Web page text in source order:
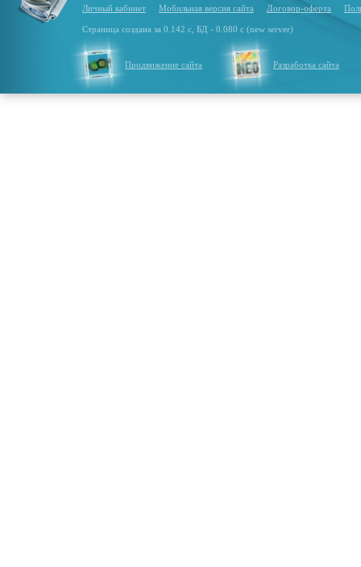
Личный кабинет Мобильная версия сайта Договор-оферта
Страница создана за 0.142 с, БД - 0.080 с (new server)
Продвижение сайта Разработка сайта